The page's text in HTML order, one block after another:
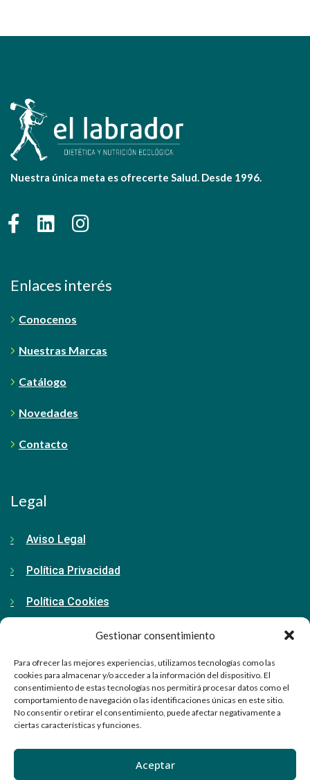
Gestionar consentimiento
Para ofrecer las mejores experiencias, utilizamos tecnologías como las
cookies para almacenar y/o acceder a la información del dispositivo. El
consentimiento de estas tecnologías nos permitirá procesar datos como el
comportamiento de navegación o las identificaciones únicas en este sitio.
No consentir o retirar el consentimiento, puede afectar negativamente a
ciertas características y funciones.
Aceptar
Nuestra única meta es ofrecerte Salud. Desde 1996.
Enlaces interés
Conocenos
Nuestras Marcas
Catálogo
Novedades
Contacto
Legal
Aviso Legal
Política Privacidad
Política Cookies
Contacto
91 798 71 15
info@ellabrador.es